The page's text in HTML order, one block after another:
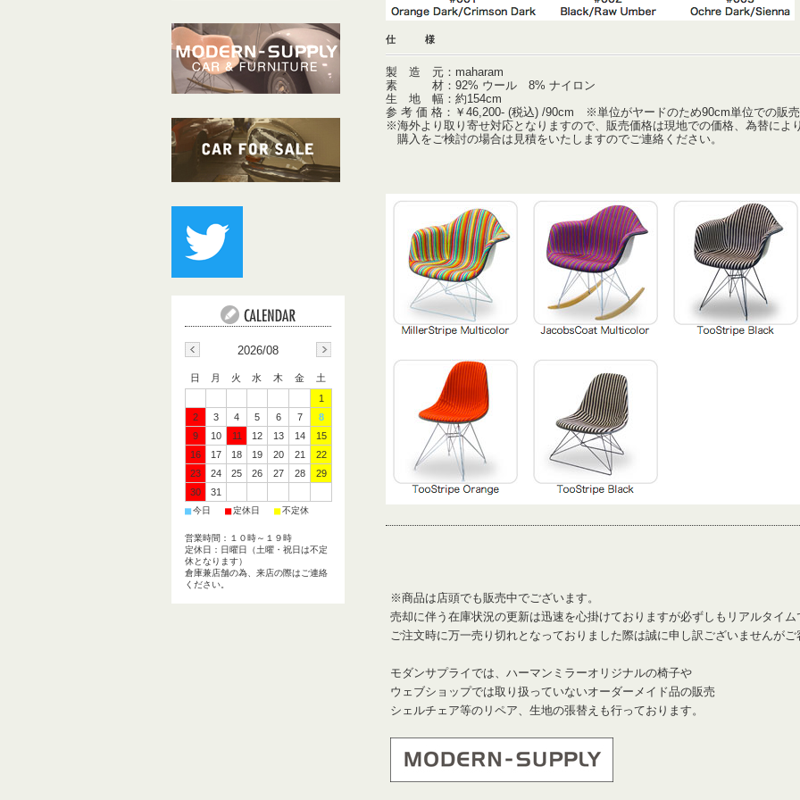
仕 様
製 造 元：maharam
素 材：92% ウール 8% ナイロン
生 地 幅：約154cm
参 考 価 格：￥46,200- (税込) /90cm ※単位がヤードのため90cm単位での販売
※海外より取り寄せ対応となりますので、販売価格は現地での価格、為替によ
購入をご検討の場合は見積をいたしますのでご連絡ください。
※商品は店頭でも販売中でございます。
売却に伴う在庫状況の更新は迅速を心掛けておりますが必ずしもリアルタイム
ご注文時に万一売り切れとなっておりました際は誠に申し訳ございませんがご
モダンサプライでは、ハーマンミラーオリジナルの椅子や
ウェブショップでは取り扱っていないオーダーメイド品の販売
シェルチェア等のリペア、生地の張替えも行っております。
2026/08
日 月 火 水 木 金
土
1
2
3 4 5 6 7
8
9
10 11 12 13 14
15
16
17 18 19 20 21
22
23
24 25 26 27 28
29
30
31
■今日 ■定休日 ■不定休
営業時間：１０時～１９時
定休日：日曜日（土曜・祝日は不定
休となります）
倉庫兼店舗の為、来店の際はご連絡
ください。